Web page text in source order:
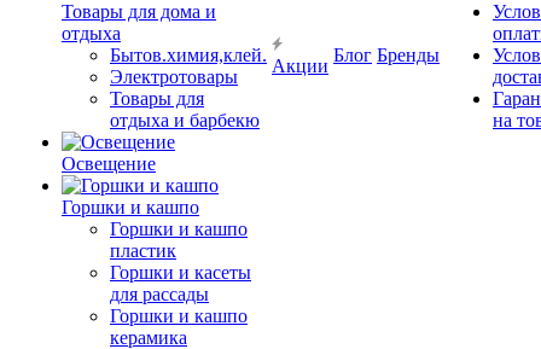
Товары для дома и
отдыха
Бытов.химия,клей.
Электротовары
Товары для
отдыха и барбекю
Освещение
Горшки и кашпо
Горшки и кашпо
пластик
Горшки и касеты
для рассады
Горшки и кашпо
керамика
Акции
Блог Бренды
на